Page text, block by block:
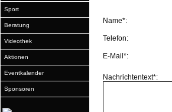
Sport
Beratung
Videothek
Aktionen
Eventkalender
Sponsoren
Name*:
Telefon:
E-Mail*:
Nachrichtentext*: